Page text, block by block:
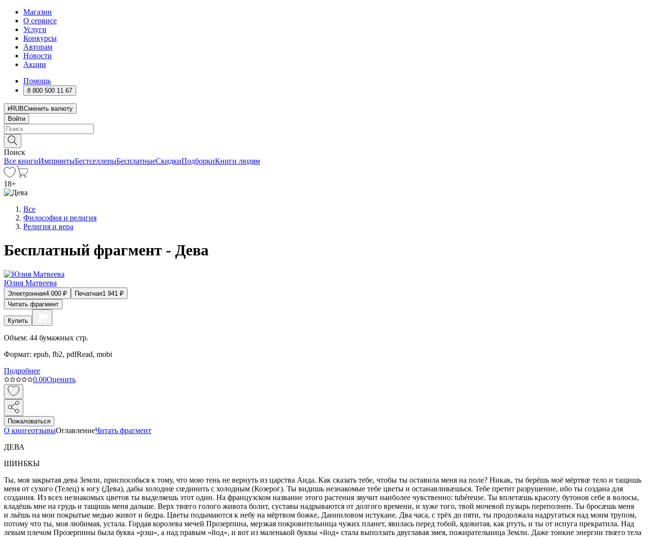
Магазин
О сервисе
Услуги
Конкурсы
Авторам
Новости
Акции
Помощь
8 800 500 11 67
RUBСменить валюту
Войти
Поиск
Все книгиИмпринтыБестселлерыБесплатныеСкидкиПодборкиКниги людям
18+
Все
Философия и религия
Религия и вера
Бесплатный фрагмент - Дева
Юлия Матвеева
Электронная4 000 ₽ Печатная1 941 ₽
Читать фрагмент
Купить
Объем: 44 бумажных стр.
Формат: epub, fb2, pdfRead, mobi
Подробнее
0.00Оценить
Пожаловаться
О книгеотзывыОглавлениеЧитать фрагмент
ДЕВА
ШИНБКЫ
Ты, моя закрытая дева Земли, приспособься к тому, что мою тень не вернуть из царства Аида. Как сказать тебе, чтобы ты оставила меня на поле? Никак, ты берёшь моё мёртвœ тело и тащишь
меня от сухого (Телец) к югу (Дева), дабы холоднœ сœдинить с холодным (Козерог). Ты видишь незнакомые тебе цветы и останавливæшься. Тебе претит разрушение, ибо ты создана для
создания. Из всех незнакомых цветов ты выделяешь этот один. На французском название этого растения звучит наиболее чувственно: tubéreuse. Ты вплетæшь красоту бутонов себе в волосы,
кладёшь мне на грудь и тащишь меня дальше. Верх твœго голого живота болит, суставы надрываются от долгого времени, и хуже того, твой мочевой пузырь переполнен. Ты бросæшь меня
и льёшь на мои покрытые медью живот и бедра. Цветы подымаются к небу на мёртвом божке, Данииловом истукане. Два часа, с трёх до пяти, ты продолжала надругаться над моим трупом,
потому что ты, моя любимая, устала. Гордая королева мечей Прозерпина, мерзкая покровительница чужих планет, явилась перед тобой, ядовитая, как ртуть, и ты от испуга прекратила. Над
левым плечом Прозерпины была буква «рэш», а над правым «йод», и вот из маленькой буквы «йод» стала выползать двуглавая змея, пожирательница Земли. Даже тонкие энергии твœго тела